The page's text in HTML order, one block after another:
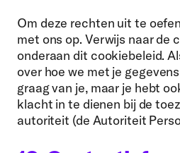
Om deze rechten uit te
met ons op. Verwijs naar de
onderaan dit cookiebeleid.
over hoe we met je
graag van je, maar je hebt
klacht in te dienen bij de
autoriteit (de Autoriteit